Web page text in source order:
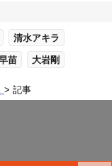
清水アキラ
苗 大岩剛
記事